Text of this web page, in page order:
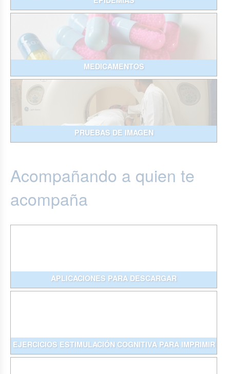
MEDICAMENTOS
PRUEBAS DE IMAGEN
Acompañando a quien te
acompaña
APLICACIONES PARA DESCARGAR
EJERCICIOS ESTIMULACIÓN COGNITIVA PARA IMPRIMIR